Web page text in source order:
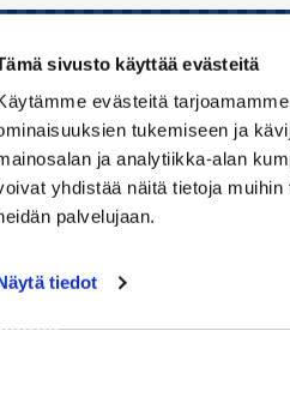
sivusto käyttää evästeitä
evästeitä
tukemiseen ja
ja analytiikka-alan
yhdistää näitä tietoja
palvelujaan.
tiedot
liittyvät kyselyt